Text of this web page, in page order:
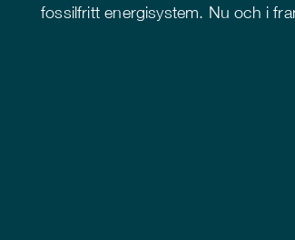
fossilfritt energisystem. Nu och i